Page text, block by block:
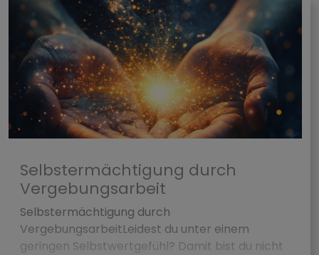
Selbstermächtigung durch
Vergebungsarbeit
Selbstermächtigung durch
VergebungsarbeitLeidest du unter einem
geringen Selbstwertgefühl? Damit bist du nicht